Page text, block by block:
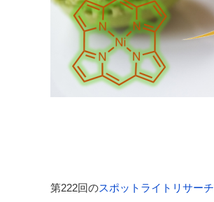
第222回のスポットライトリサーチ